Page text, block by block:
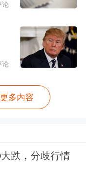
位：%）
大猪需求减
浓厚，大猪
论
论
多内容
跌，分歧行情